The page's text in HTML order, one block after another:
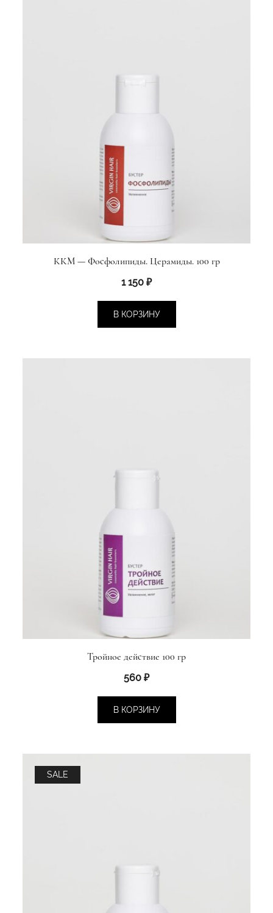
ККМ — Фосфолипиды. Церамиды. 100 гр
1 150 ₽
В КОРЗИНУ
Тройное действие 100 гр
560 ₽
В КОРЗИНУ
SALE